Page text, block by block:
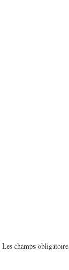
Les champs